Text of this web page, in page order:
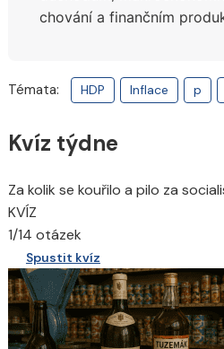
chování a finančním
Témata: HDP Inflace p
Kvíz týdne
Za kolik se kouřilo a pilo za
KVÍZ
1/14 otázek
Spustit kvíz